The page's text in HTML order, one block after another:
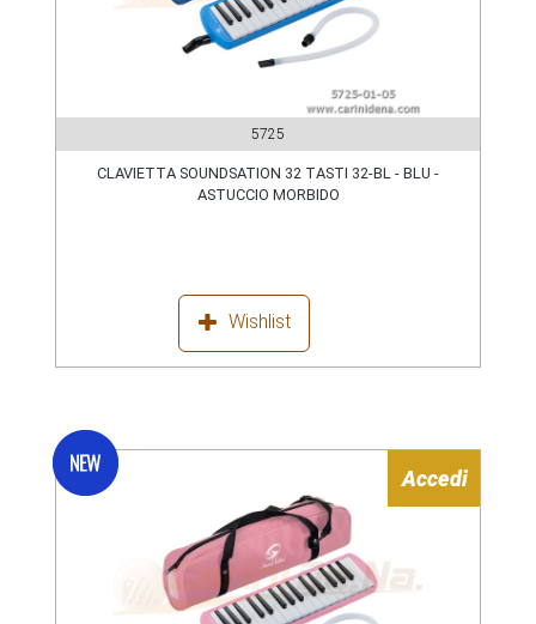
5725
CLAVIETTA SOUNDSATION 32 TASTI 32-BL - BLU -
ASTUCCIO MORBIDO
Wishlist
Accedi